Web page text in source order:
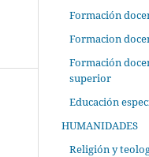
Formación
Formacion
Formación
superior
Educación
HUMANIDADES
Religión y